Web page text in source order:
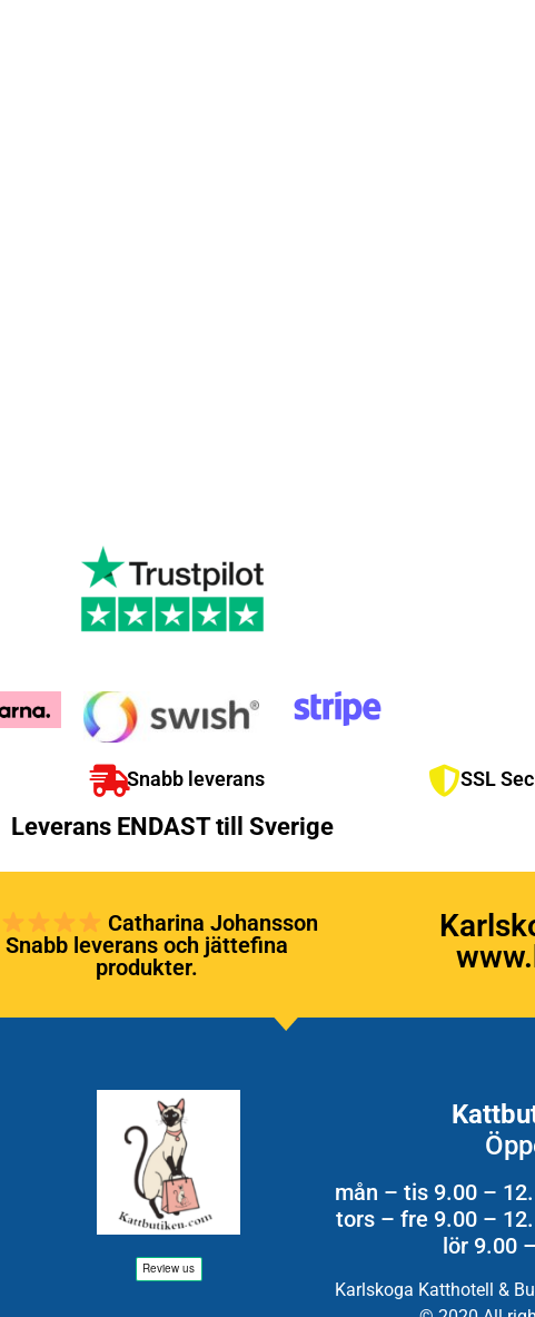
Snabb leverans SSL
Leverans ENDAST till Sverige
Catharina Johansson
Snabb leverans och jättefina
produkter.
mån – tis 9.00 –
tors – fre 9.00 –
lör 9.00
Karlskoga Katthotell &